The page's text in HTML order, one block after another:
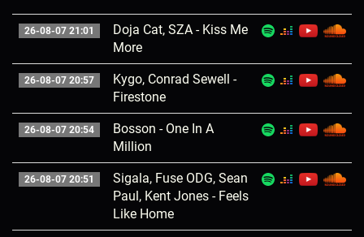
26-08-07 21:01
Doja Cat, SZA - Kiss Me
More
26-08-07 20:57
Kygo, Conrad Sewell -
Firestone
26-08-07 20:54
Bosson - One In A
Million
26-08-07 20:51
Sigala, Fuse ODG, Sean
Paul, Kent Jones - Feels
Like Home